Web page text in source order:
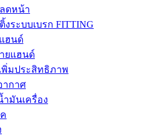
ดหน้า
งระบบเบรก FITTING
ฮนด์
ยแฮนด์
พิ่มประสิทธิภาพ
ากาศ
ำมันเครื่อง